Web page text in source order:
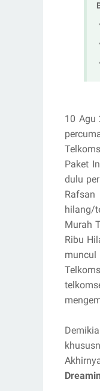
10 Agu
Paket
dulu
hilang/
Murah
Ribu